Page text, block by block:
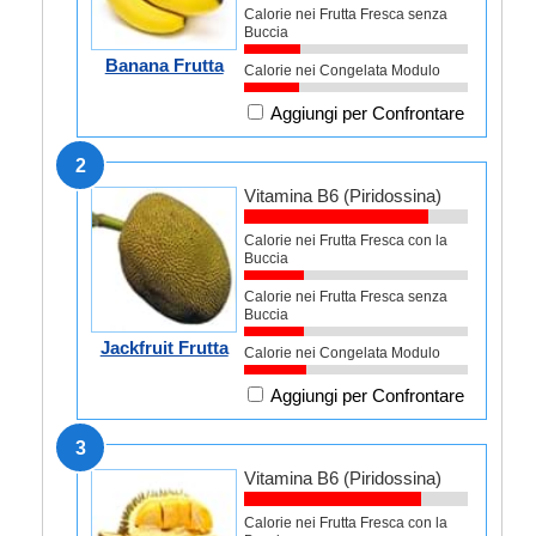
Banana Frutta
Calorie nei Frutta Fresca senza
Buccia
Calorie nei Congelata Modulo
Aggiungi per Confrontare
2
Jackfruit Frutta
Vitamina B6 (Piridossina)
Calorie nei Frutta Fresca con la
Buccia
Calorie nei Frutta Fresca senza
Buccia
Calorie nei Congelata Modulo
Aggiungi per Confrontare
3
Vitamina B6 (Piridossina)
Calorie nei Frutta Fresca con la